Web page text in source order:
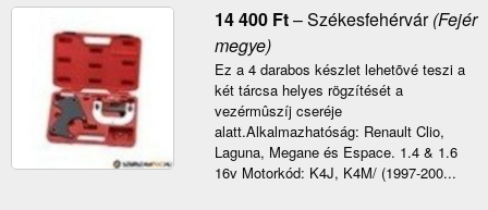
14 400 Ft–Székesfehérvár(Fejér
megye)
Ez a 4 darabos készlet lehetõvé teszi a
két tárcsa helyes rögzítését a
vezérmûszíj cseréje
alatt.Alkalmazhatóság: Renault Clio,
Laguna, Megane és Espace. 1.4 & 1.6
16v Motorkód: K4J, K4M/ (1997-200...